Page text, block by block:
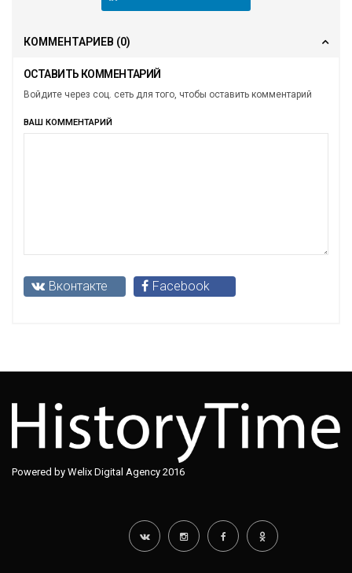
КОММЕНТАРИЕВ (0)
ОСТАВИТЬ КОММЕНТАРИЙ
Войдите через соц. сеть для того, чтобы оставить комментарий
ВАШ КОММЕНТАРИЙ
Вконтакте Facebook
Powered by Welix Digital Agency 2016